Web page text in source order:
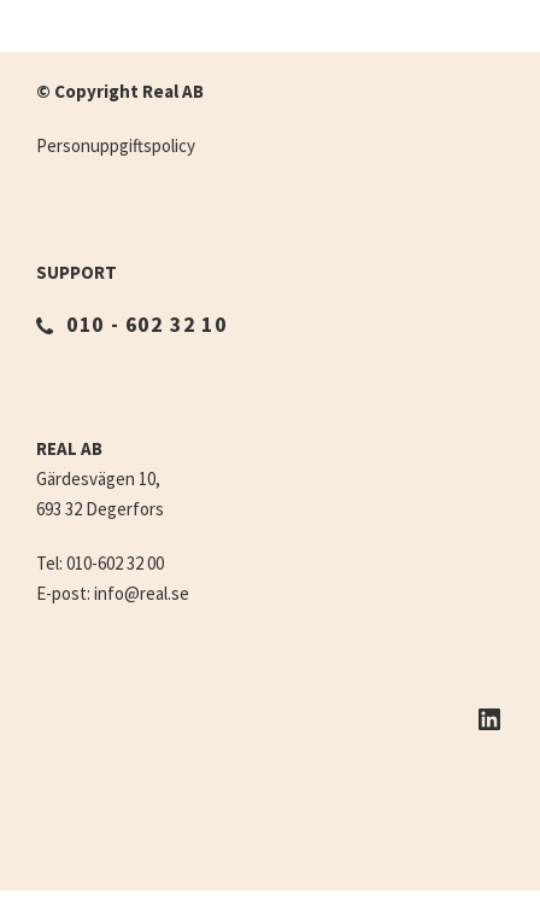
© Copyright Real AB
Personuppgiftspolicy
SUPPORT
010 - 602 32 10
REAL AB
Gärdesvägen 10,
693 32 Degerfors
Tel: 010-602 32 00
E-post: info@real.se
LinkedIn